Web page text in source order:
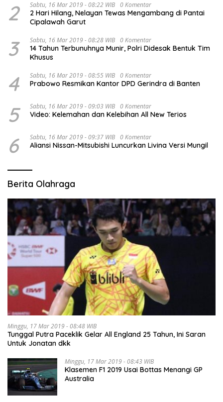
2 Sabtu, 16 Mar 2019 - 08:22 WIB 0 Komentar
2 Hari Hilang, Nelayan Tewas Mengambang di Pantai
Cipalawah Garut
3 Sabtu, 16 Mar 2019 - 08:28 WIB 0 Komentar
14 Tahun Terbunuhnya Munir, Polri Didesak Bentuk Tim
Khusus
4 Sabtu, 16 Mar 2019 - 08:55 WIB 0 Komentar
Prabowo Resmikan Kantor DPD Gerindra di Banten
5 Sabtu, 16 Mar 2019 - 09:03 WIB 0 Komentar
Video: Kelemahan dan Kelebihan All New Terios
6 Sabtu, 16 Mar 2019 - 09:37 WIB 0 Komentar
Aliansi Nissan-Mitsubishi Luncurkan Livina Versi Mungil
Berita Olahraga
Minggu, 17 Mar 2019 - 08:48 WIB
Tunggal Putra Paceklik Gelar All England 25 Tahun, Ini Saran
Untuk Jonatan dkk
Minggu, 17 Mar 2019 - 08:43 WIB
Klasemen F1 2019 Usai Bottas Menangi GP
Australia